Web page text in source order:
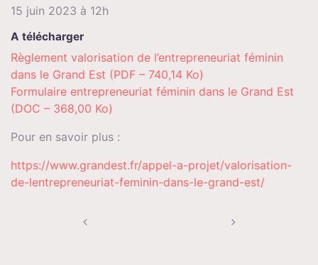
15 juin 2023 à 12h
A télécharger
Règlement valorisation de l’entrepreneuriat féminin
dans le Grand Est (PDF – 740,14 Ko)
Formulaire entrepreneuriat féminin dans le Grand Est
(DOC – 368,00 Ko)
Pour en savoir plus :
https://www.grandest.fr/appel-a-projet/valorisation-
de-lentrepreneuriat-feminin-dans-le-grand-est/